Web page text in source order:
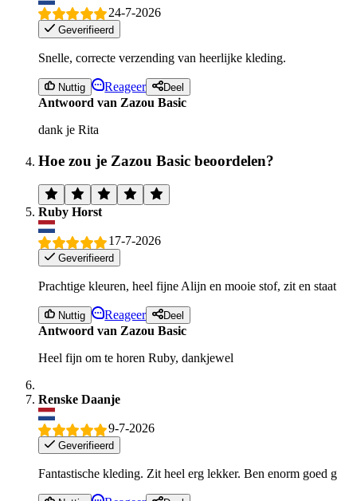
24-7-2026
Geverifieerd
Snelle, correcte verzending van heerlijke kleding.
Nuttig Reageer Deel
Antwoord van Zazou Basic
dank je Rita
Hoe zou je Zazou Basic beoordelen?
Ruby Horst
17-7-2026
Geverifieerd
Prachtige kleuren, heel fijne Alijn en mooie stof, zit en
Nuttig Reageer Deel
Antwoord van Zazou Basic
Heel fijn om te horen Ruby, dankjewel
Renske Daanje
9-7-2026
Geverifieerd
Fantastische kleding. Zit heel erg lekker. Ben enorm goed